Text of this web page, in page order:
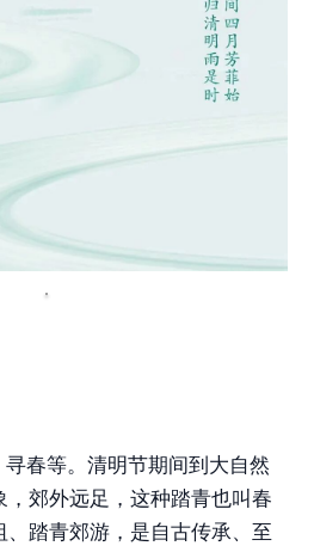
春等。清明节期间到大自然
郊外远足，这种踏青也叫春
踏青郊游，是自古传承、至